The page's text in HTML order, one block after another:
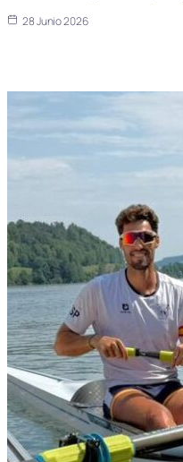
28 Junio 2026